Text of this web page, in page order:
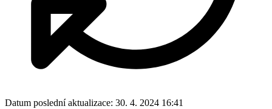
Datum poslední aktualizace: 30. 4. 2024 16:41